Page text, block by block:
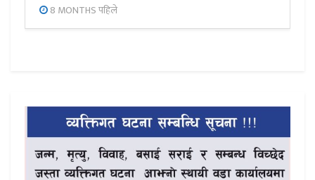
8 MONTHS पहिले